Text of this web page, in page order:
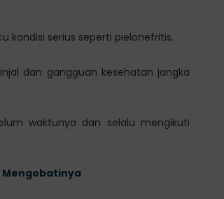
kondisi serius seperti pielonefritis.
dan gangguan kesehatan jangka
waktunya dan selalu mengikuti
Mengobatinya